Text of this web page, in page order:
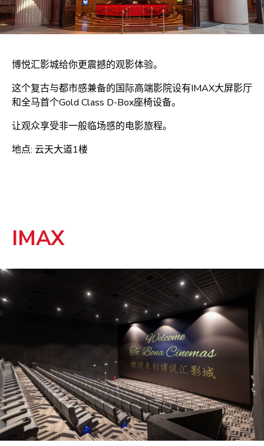
博悦汇影城给你更震撼的观影体验。
这个复古与都市感兼备的国际高端影院设有IMAX大屏影厅
和全马首个Gold Class D-Box座椅设备。
让观众享受非一般临场感的电影旅程。
地点: 云天大道1楼
IMAX